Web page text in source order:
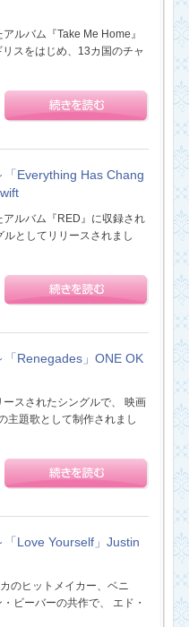
ルバム『Take Me Home』
スをはじめ、13カ国のチャ
Everything Has Chang
ルバム『RED』に収録され
としてリリースされまし
Renegades」ONE OK
スされたシングルで、 映画
主題歌として制作されまし
Love Yourself」Justin
のヒットメイカー、ベニ
ビーバーの共作で、 エド・